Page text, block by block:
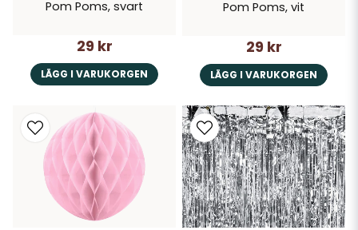
Pom Poms, svart
29 kr
LÄGG I VARUKORGEN
Pom Poms, vit
29 kr
LÄGG I VARUKORGEN